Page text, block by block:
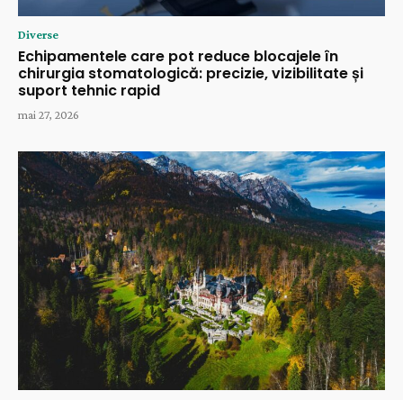
Diverse
Echipamentele care pot reduce blocajele în
chirurgia stomatologică: precizie, vizibilitate și
suport tehnic rapid
mai 27, 2026